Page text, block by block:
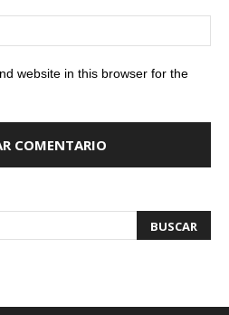
website in this browser for the